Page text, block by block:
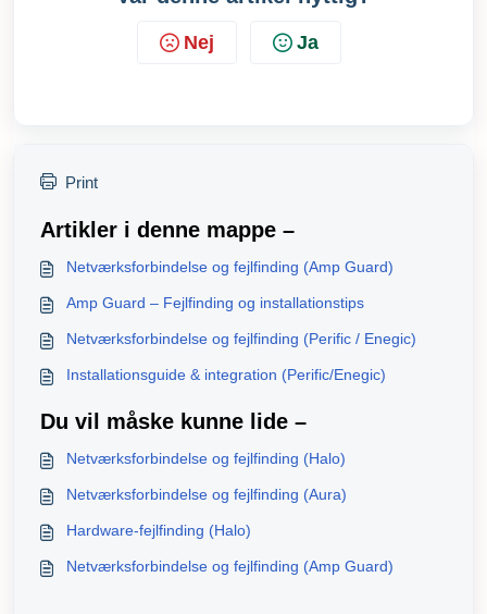
Nej Ja
Print
Artikler i denne mappe –
Netværksforbindelse og fejlfinding (Amp Guard)
Amp Guard – Fejlfinding og installationstips
Netværksforbindelse og fejlfinding (Perific / Enegic)
Installationsguide & integration (Perific/Enegic)
Du vil måske kunne lide –
Netværksforbindelse og fejlfinding (Halo)
Netværksforbindelse og fejlfinding (Aura)
Hardware-fejlfinding (Halo)
Netværksforbindelse og fejlfinding (Amp Guard)